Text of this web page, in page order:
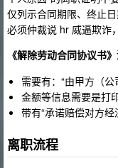
仅列示合同期限、终止
必须仲裁说 hr 威逼欺诈
《解除劳动合同协议书》
需要有：“由甲方（
金额等信息需要是打
带有“承诺赔偿对方
离职流程